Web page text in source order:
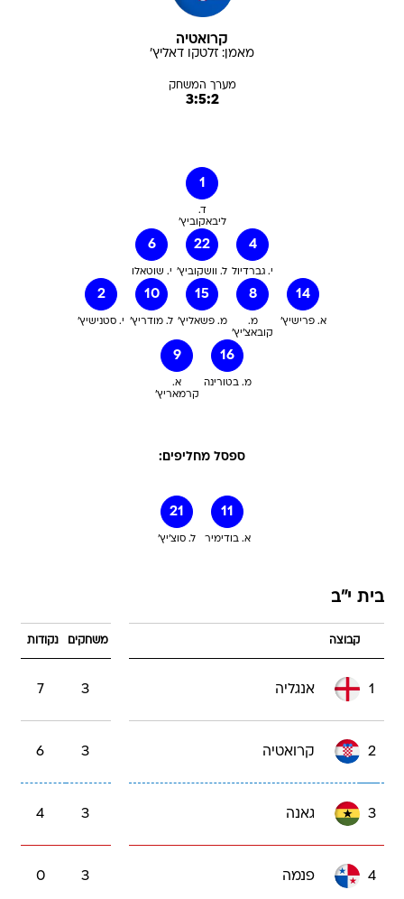
קרואטיה
מאמן: זלטקו דאליץ'
מערך המשחק
3:5:2
1
ד.
ליבאקוביץ'
6
י. שוטאלו
22
ל. וושקוביץ'
4
י. גברדיול
2
י. סטנישיץ'
10
ל. מודריץ'
15
מ. פשאליץ'
8
מ.
קובאצ'יץ'
14
א. פרישיץ'
9
א.
קרמאריץ'
16
מ. בטורינה
ספסל מחליפים:
21
ל. סוצ'יץ'
11
א. בודימיר
בית י"ב
קבוצה משחקים נקודות
1 אנגליה 3
7
2 קרואטיה 3
6
3 גאנה 3
4
4 פנמה 3
0